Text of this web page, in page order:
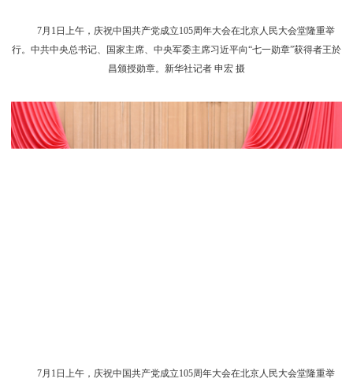
7月1日上午，庆祝中国共产党成立105周年大会在北京人民大会堂隆重举
行。中共中央总书记、国家主席、中央军委主席习近平向“七一勋章”获得者王於
昌颁授勋章。新华社记者 申宏 摄
7月1日上午，庆祝中国共产党成立105周年大会在北京人民大会堂隆重举